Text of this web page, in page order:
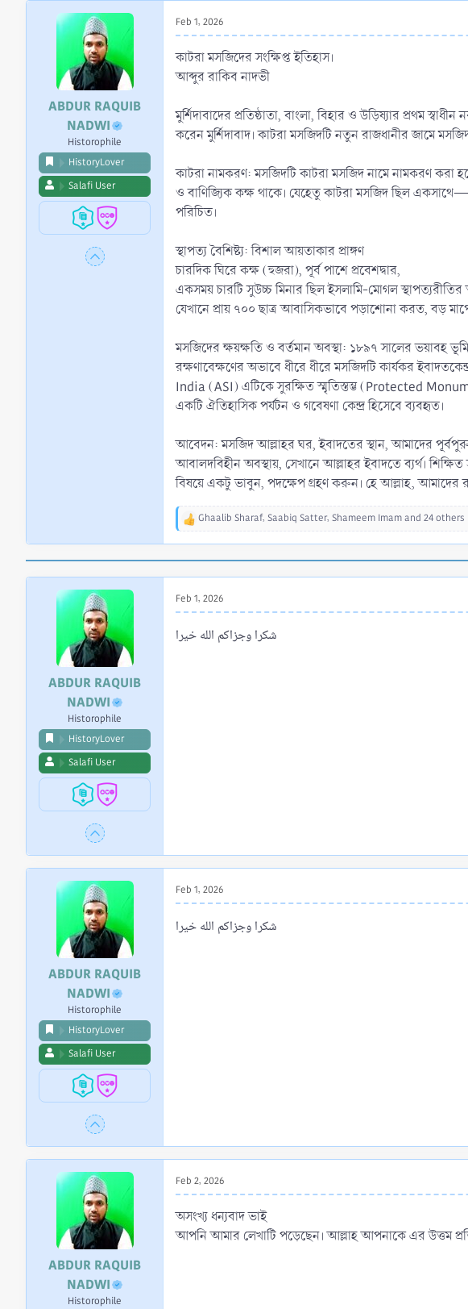
t
e
ABDUR RAQUIB
NADWI
Historophile
HistoryLover
Salafi User
Feb 1, 2026
কাটরা মসজিদের সংক্ষিপ্ত ইতিহাস।
আব্দুর রাকিব নাদভী
মুর্শিদাবাদের প্রতিষ্ঠাতা, বাংলা, বিহার ও উড়িষ্যার প্রথম
করেন মুর্শিদাবাদ। কাটরা মসজিদটি নতুন রাজধানীর জামে
কাটরা নামকরণ: মসজিদটি কাটরা মসজিদ নামে নামকরণ করা
ও বাণিজ্যিক কক্ষ থাকে। যেহেতু কাটরা মসজিদ ছিল একসাথে—
পরিচিত।
স্থাপত্য বৈশিষ্ট্য: বিশাল আয়তাকার প্রাঙ্গণ
চারদিক ঘিরে কক্ষ (হুজরা), পূর্ব পাশে প্রবেশদ্বার,
একসময় চারটি সুউচ্চ মিনার ছিল ইসলামি-মোগল স্থাপত্যরীতির
যেখানে প্রায় ৭০০ ছাত্র আবাসিকভাবে পড়াশোনা করত, বড়
মসজিদের ক্ষয়ক্ষতি ও বর্তমান অবস্থা: ১৮৯৭ সালের ভয়াবহ
রক্ষণাবেক্ষণের অভাবে ধীরে ধীরে মসজিদটি কার্যকর
India (ASI) এটিকে সুরক্ষিত স্মৃতিস্তম্ভ (Protected
একটি ঐতিহাসিক পর্যটন ও গবেষণা কেন্দ্র হিসেবে ব্যবহৃত।
আবেদন: মসজিদ আল্লাহর ঘর, ইবাদতের স্থান, আমাদের
আবালদবিহীন অবস্থায়, সেখানে আল্লাহর ইবাদতে ব্যর্থ।
বিষয়ে একটু ভাবুন, পদক্ষেপ গ্রহণ করুন। হে আল্লাহ,
R
t
i
o
s
Ghaalib Sharaf, Saabiq Satter, Shameem Imamand 24 others
ABDUR RAQUIB
NADWI
Historophile
HistoryLover
Salafi User
Feb 1, 2026
شكرا وجزاكم الله خيرا
ABDUR RAQUIB
NADWI
Historophile
HistoryLover
Salafi User
Feb 1, 2026
شكرا وجزاكم الله خيرا
ABDUR RAQUIB
NADWI
Historophile
Feb 2, 2026
অসংখ্য ধন্যবাদ ভাই
আপনি আমার লেখাটি পড়েছেন। আল্লাহ আপনাকে এর উত্তম